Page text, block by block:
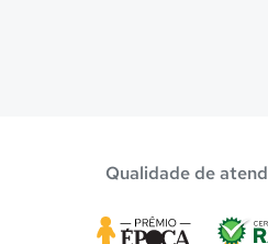
Qualidade de